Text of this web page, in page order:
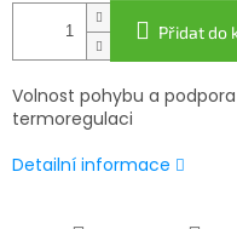
Přidat do
Volnost pohybu a
termoregulaci
Detailní informace